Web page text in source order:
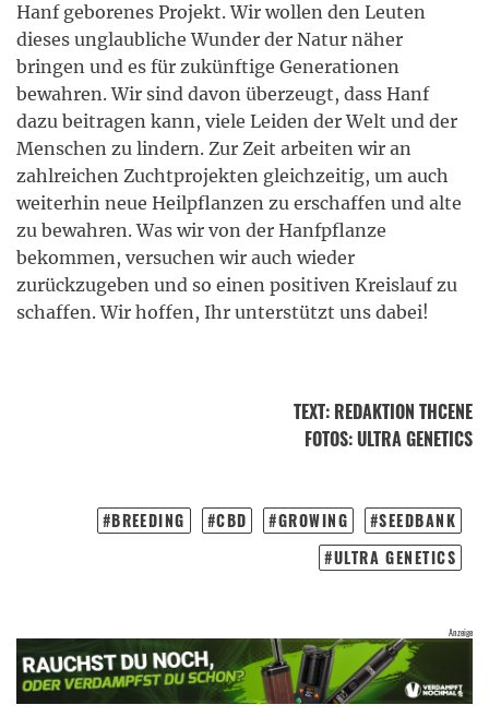
Hanf geborenes Projekt. Wir wollen den Leuten
dieses unglaubliche Wunder der Natur näher
bringen und es für zukünftige Generationen
bewahren. Wir sind davon überzeugt, dass Hanf
dazu beitragen kann, viele Leiden der Welt und der
Menschen zu lindern. Zur Zeit arbeiten wir an
zahlreichen Zuchtprojekten gleichzeitig, um auch
weiterhin neue Heilpflanzen zu erschaffen und alte
zu bewahren. Was wir von der Hanfpflanze
bekommen, versuchen wir auch wieder
zurückzugeben und so einen positiven Kreislauf zu
schaffen. Wir hoffen, Ihr unterstützt uns dabei!
TEXT: REDAKTION THCENE
FOTOS: ULTRA GENETICS
BREEDING CBD GROWING
SEEDBANK
ULTRA GENETICS